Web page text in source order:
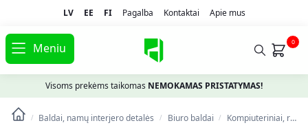
LV EE FI Pagalba Kontaktai Apie mus
Meniu 0
Visoms prekėms taikomas NEMOKAMAS PRISTATYMAS!
/ Baldai, namų interjero detalės / Biuro baldai / Kompiuteriniai, rašomieji stalai